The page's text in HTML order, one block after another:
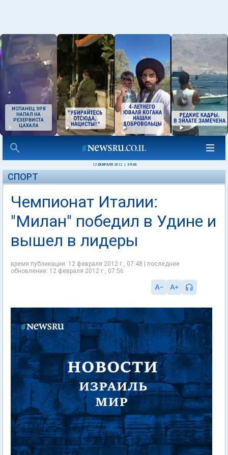
ИСПАНЕЦ ЗРЯ
НАПАЛ НА
РЕЗЕРВИСТА
ЦАХАЛА
12 ФЕВРАЛЯ 2012 09:40
СПОРТ
Чемпионат Италии:
"Милан" победил в Удине и
вышел в лидеры
время публикации: 12 февраля 2012 г., 07:48 | последнее
обновление: 12 февраля 2012 г., 07:56